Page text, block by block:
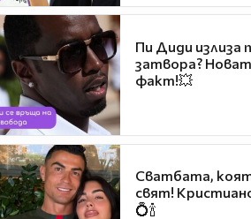
Пи Диди излиза
затвора?
факт!💥
Сватбата,
свят!
💍🍾